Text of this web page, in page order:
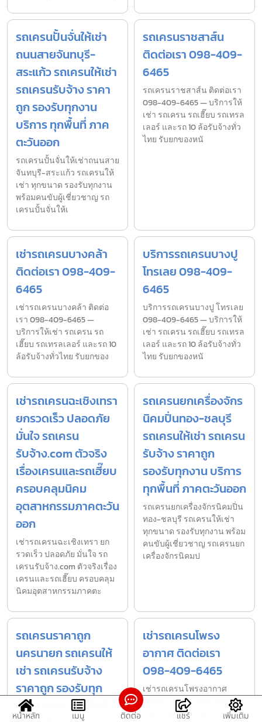
รถเครนปั้นจั่นให้เช่า
ถนนสายจันทบุรี-
สระแก้ว รถเครนให้เช่า
รถเครนรับจ้าง ราคา
ถูก รองรับทุกงาน
บริการ ทุกพื้นที่ ภาค
ตะวันออก
รถเครนปั้นจั่นให้เช่าถนนสาย
จันทบุรี-สระแก้ว รถเครนให้
เช่า ทุกขนาด รองรับทุกงาน
พร้อมคนขับผู้เชี่ยวชาญ รถ
เครนปั้นจั่นให้เ
รถเครนราชสาส์น
ติดต่อเรา 098-409-
6465
รถเครนราชสาส์น ติดต่อเรา
098-409-6465 — บริการให้
เช่า รถเครน รถเฮี๊ยบ รถเทรล
เลอร์ และรถ 10 ล้อรับจ้างทั่ว
ไทย รับยกของหนั
เช่ารถเครนบางคล้า
ติดต่อเรา 098-409-
6465
เช่ารถเครนบางคล้า ติดต่อ
เรา 098-409-6465 —
บริการให้เช่า รถเครน รถ
เฮี๊ยบ รถเทรลเลอร์ และรถ 10
ล้อรับจ้างทั่วไทย รับยกของ
บริการรถเครนบางปู
โทรเลย 098-409-
6465
บริการรถเครนบางปู โทรเลย
098-409-6465 — บริการให้
เช่า รถเครน รถเฮี๊ยบ รถเทรล
เลอร์ และรถ 10 ล้อรับจ้างทั่ว
ไทย รับยกของหนั
เช่ารถเครนฉะเชิงเทรา
ยกรวดเร็ว ปลอดภัย
มั่นใจ รถเครน
รับจ้าง.com ตัวจริง
เรื่องเครนและรถเฮี๊ยบ
ครอบคลุมนิคม
อุตสาหกรรมภาคตะวัน
ออก
เช่ารถเครนฉะเชิงเทรา ยก
รวดเร็ว ปลอดภัย มั่นใจ รถ
เครนรับจ้าง.com ตัวจริงเรื่อง
เครนและรถเฮี๊ยบ ครอบคลุม
นิคมอุตสาหกรรมภาคตะ
รถเครนยกเครื่องจักร
นิคมปิ่นทอง-ชลบุรี
รถเครนให้เช่า รถเครน
รับจ้าง ราคาถูก
รองรับทุกงาน บริการ
ทุกพื้นที่ ภาคตะวันออก
รถเครนยกเครื่องจักรนิคมปิ่น
ทอง-ชลบุรี รถเครนให้เช่า
ทุกขนาด รองรับทุกงาน พร้อม
คนขับผู้เชี่ยวชาญ รถเครนยก
เครื่องจักรนิคมป
รถเครนราคาถูก
นครนายก รถเครนให้
เช่า รถเครนรับจ้าง
ราคาถูก รองรับทุก
งาน บริการ ทุกพื้นที่
เช่ารถเครนโพรง
อากาศ ติดต่อเรา
098-409-6465
เช่ารถเครนโพรงอากาศ
ติดต่อเรา 098-409-6465 —
บริการให้เช่า รถเครน รถ
หน้าหลัก เมนู ติดต่อ แชร์ เพิ่มเติม